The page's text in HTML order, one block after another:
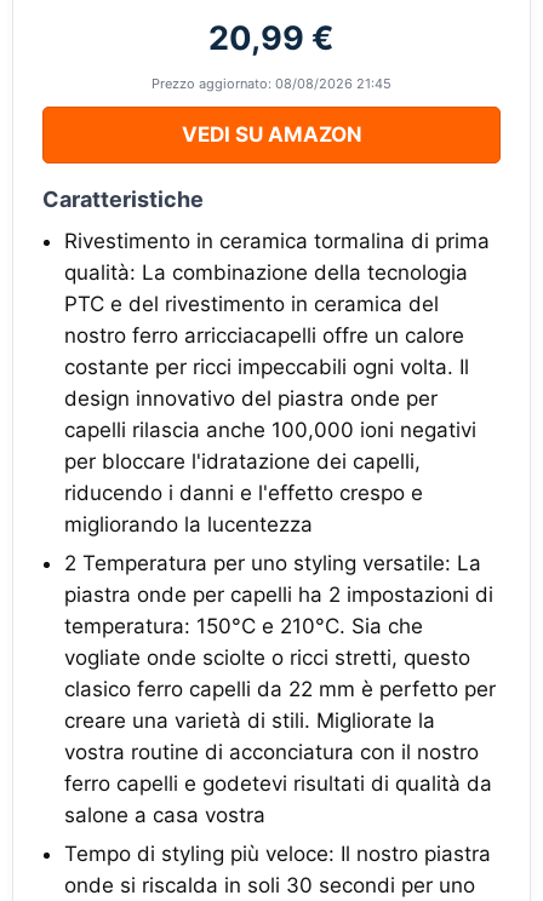
20,99 €
Prezzo aggiornato: 08/08/2026 21:45
VEDI SU AMAZON
Caratteristiche
Rivestimento in ceramica tormalina di prima
qualità: La combinazione della tecnologia
PTC e del rivestimento in ceramica del
nostro ferro arricciacapelli offre un calore
costante per ricci impeccabili ogni volta. Il
design innovativo del piastra onde per
capelli rilascia anche 100,000 ioni negativi
per bloccare l'idratazione dei capelli,
riducendo i danni e l'effetto crespo e
migliorando la lucentezza
2 Temperatura per uno styling versatile: La
piastra onde per capelli ha 2 impostazioni di
temperatura: 150°C e 210°C. Sia che
vogliate onde sciolte o ricci stretti, questo
clasico ferro capelli da 22 mm è perfetto per
creare una varietà di stili. Migliorate la
vostra routine di acconciatura con il nostro
ferro capelli e godetevi risultati di qualità da
salone a casa vostra
Tempo di styling più veloce: Il nostro piastra
onde si riscalda in soli 30 secondi per uno